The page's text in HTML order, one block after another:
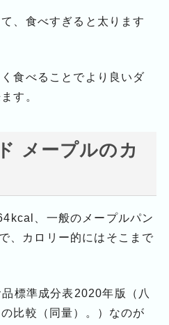
、食べすぎると太ります
食べることでより良いダ
す。
メープルのカ
、一般のメープルパン
、カロリー的にはそこまで
標準成分表2020年版（八
比較（同量）。）なのが